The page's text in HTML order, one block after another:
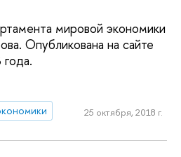
мировой экономики
Опубликована на сайте
25 октября, 2018 г.